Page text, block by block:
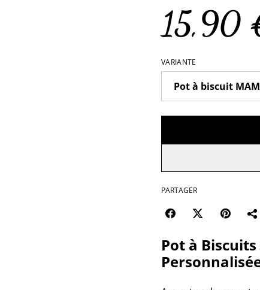
15,90
VARIANTE
PARTAGER
Pot à